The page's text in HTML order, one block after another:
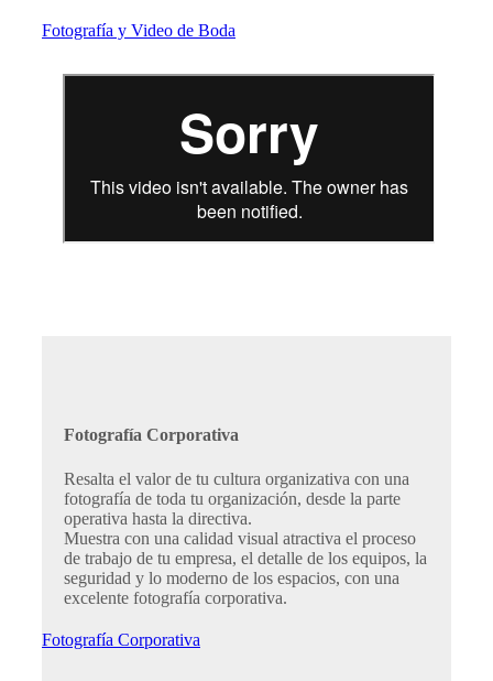
Fotografía y Video de Boda
Fotografía Corporativa
Resalta el valor de tu cultura organizativa con una
fotografía de toda tu organización, desde la parte
operativa hasta la directiva.
Muestra con una calidad visual atractiva el proceso
de trabajo de tu empresa, el detalle de los equipos, la
seguridad y lo moderno de los espacios, con una
excelente fotografía corporativa.
Fotografía Corporativa